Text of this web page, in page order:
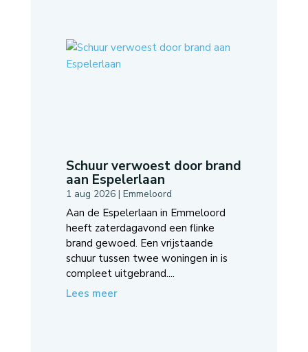
Schuur verwoest door brand
aan Espelerlaan
1 aug 2026| Emmeloord
Aan de Espelerlaan in Emmeloord
heeft zaterdagavond een flinke
brand gewoed. Een vrijstaande
schuur tussen twee woningen in is
compleet uitgebrand....
Lees meer